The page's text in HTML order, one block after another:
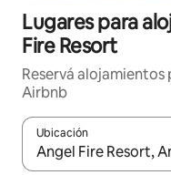
Lugares para
Fire Resort
Reservá alojamientos
Airbnb
Ubicación
Cuando los